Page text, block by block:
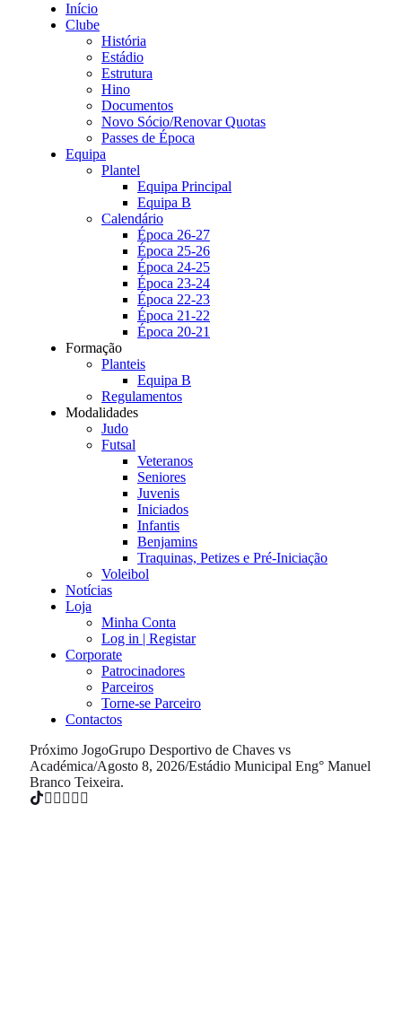
Início
Clube
História
Estádio
Estrutura
Hino
Documentos
Novo Sócio/Renovar Quotas
Passes de Época
Equipa
Plantel
Equipa Principal
Equipa B
Calendário
Época 26-27
Época 25-26
Época 24-25
Época 23-24
Época 22-23
Época 21-22
Época 20-21
Formação
Planteis
Equipa B
Regulamentos
Modalidades
Judo
Futsal
Veteranos
Seniores
Juvenis
Iniciados
Infantis
Benjamins
Traquinas, Petizes e Pré-Iniciação
Voleibol
Notícias
Loja
Minha Conta
Log in | Registar
Corporate
Patrocinadores
Parceiros
Torne-se Parceiro
Contactos
Próximo JogoGrupo Desportivo de Chaves vs
Académica/Agosto 8, 2026/Estádio Municipal Eng° Manuel
Branco Teixeira.